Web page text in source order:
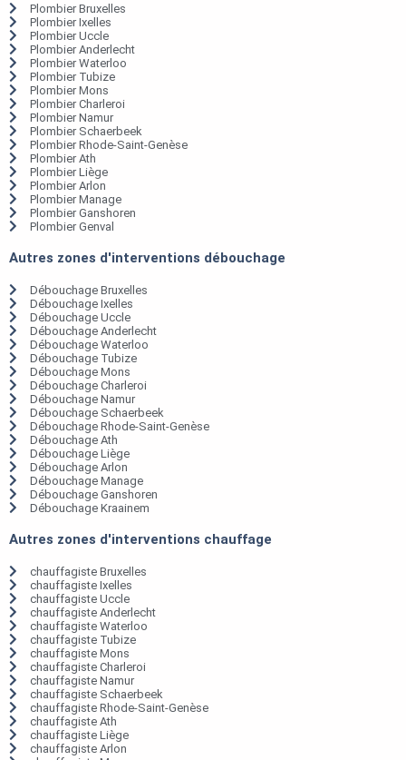
Plombier Bruxelles
Plombier Ixelles
Plombier Uccle
Plombier Anderlecht
Plombier Waterloo
Plombier Tubize
Plombier Mons
Plombier Charleroi
Plombier Namur
Plombier Schaerbeek
Plombier Rhode-Saint-Genèse
Plombier Ath
Plombier Liège
Plombier Arlon
Plombier Manage
Plombier Ganshoren
Plombier Genval
Autres zones d'interventions débouchage
Débouchage Bruxelles
Débouchage Ixelles
Débouchage Uccle
Débouchage Anderlecht
Débouchage Waterloo
Débouchage Tubize
Débouchage Mons
Débouchage Charleroi
Débouchage Namur
Débouchage Schaerbeek
Débouchage Rhode-Saint-Genèse
Débouchage Ath
Débouchage Liège
Débouchage Arlon
Débouchage Manage
Débouchage Ganshoren
Débouchage Kraainem
Autres zones d'interventions chauffage
chauffagiste Bruxelles
chauffagiste Ixelles
chauffagiste Uccle
chauffagiste Anderlecht
chauffagiste Waterloo
chauffagiste Tubize
chauffagiste Mons
chauffagiste Charleroi
chauffagiste Namur
chauffagiste Schaerbeek
chauffagiste Rhode-Saint-Genèse
chauffagiste Ath
chauffagiste Liège
chauffagiste Arlon